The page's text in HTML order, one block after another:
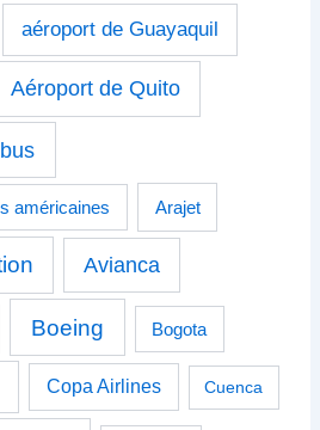
aéroport de Guayaquil
Aéroport de Quito
américaines Arajet
Avianca
Boeing Bogota
Copa Airlines Cuenca